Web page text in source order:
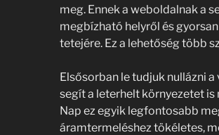
meg. Ennek a weboldalnak a
megbízható helyről és
tetejére. Ez a lehetőség több
Elsősorban le tudjuk nullázni
segít a leterhelt környezetet
Nap ez egyik legfontosabb
áramtermeléshez tökéletes,